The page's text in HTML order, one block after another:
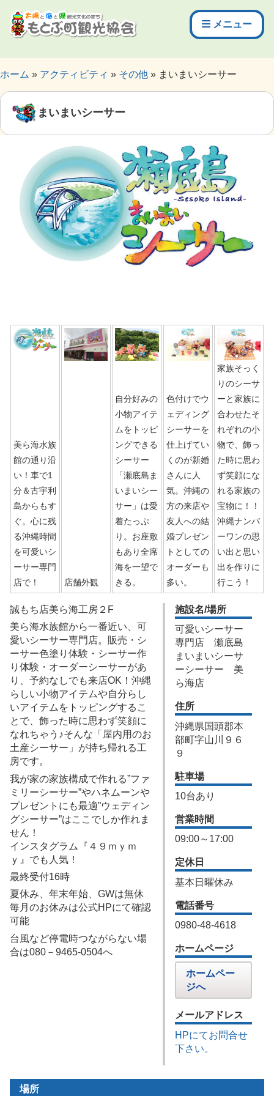
メニュー
ホーム アクティビティ その他 まいまいシーサー
まいまいシーサー
美ら海水族
館の通り沿
い！車で1
分＆古宇利
島からもす
ぐ。心に残
る沖縄時間
を可愛いシ
ーサー専門
店で！
店舗外観
自分好みの
小物アイテ
ムをトッピ
ングできる
シーサー
「瀬底島ま
いまいシー
サー」は愛
着たっぷ
り。お座敷
もあり全席
海を一望で
きる。
色付けでウ
ェディング
シーサーを
仕上げてい
くのが新婚
さんに人
気。沖縄の
方の来店や
友人への結
婚プレゼン
トとしての
オーダーも
多い。
家族そっく
りのシーサ
ーと家族に
合わせたそ
れぞれの小
物で、飾っ
た時に思わ
ず笑顔にな
れる家族の
宝物に！！
沖縄ナンバ
ーワンの思
い出と思い
出を作りに
行こう！
誠もち店美ら海工房２F
美ら海水族館から一番近い、可
愛いシーサー専門店。販売・シ
ーサー色塗り体験・シーサー作
り体験・オーダーシーサーがあ
り、予約なしでも来店OK！沖縄
らしい小物アイテムや自分らし
いアイテムをトッピングするこ
とで、飾った時に思わず笑顔に
なれちゃう♪そんな「屋内用のお
土産シーサー」が持ち帰れる工
房です。
我が家の家族構成で作れる”ファ
ミリーシーサー”やハネムーンや
プレゼントにも最適”ウェディン
グシーサー”はここでしか作れま
せん！
インスタグラム『４９ｍｙｍ
ｙ』でも人気！
最終受付16時
夏休み、年末年始、GWは無休
毎月のお休みは公式HPにて確認
可能
台風など停電時つながらない場
合は080－9465‐0504へ
施設名/場所
可愛いシーサー
専門店 瀬底島
まいまいシーサ
ーシーサー 美
ら海店
住所
沖縄県国頭郡本
部町字山川９６
９
駐車場
10台あり
営業時間
09:00～17:00
定休日
基本日曜休み
電話番号
0980‐48‐4618
ホームページ
ホームペー
ジへ
メールアドレス
HPにてお問合せ
下さい。
場所